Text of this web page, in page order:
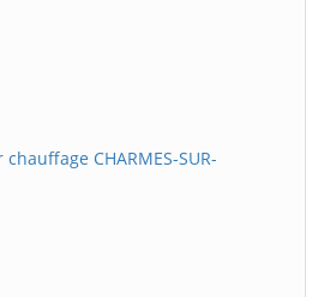
CHARMES-SUR-